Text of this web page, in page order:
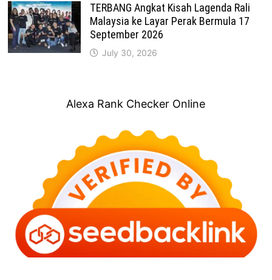
TERBANG Angkat Kisah Lagenda Rali
Malaysia ke Layar Perak Bermula 17
September 2026
July 30, 2026
Alexa Rank Checker Online